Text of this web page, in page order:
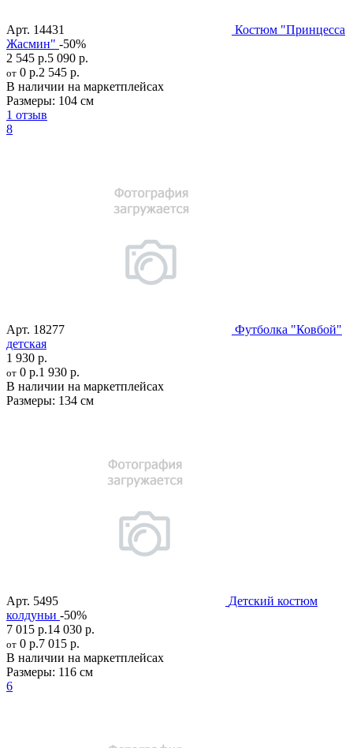
Арт. 14431
Костюм "Принцесса
Жасмин" -50%
2 545 р.5 090 р.
от 0 р.2 545 р.
В наличии на маркетплейсах
Размеры: 104 см
1 отзыв
8
Арт. 18277
Футболка "Ковбой"
детская
1 930 р.
от 0 р.1 930 р.
В наличии на маркетплейсах
Размеры: 134 см
Арт. 5495
Детский костюм
колдуньи -50%
7 015 р.14 030 р.
от 0 р.7 015 р.
В наличии на маркетплейсах
Размеры: 116 см
6